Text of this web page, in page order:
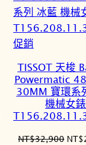
促銷
商
品
TISSOT 天梭
Powermatic
30MM 寶環系
機械女錶
NT$32,900 原
NT$